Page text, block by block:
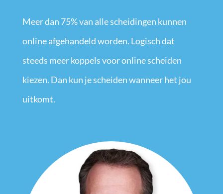
Meer dan 75% van alle scheidingen kunnen
online afgehandeld worden. Logisch dat
steeds meer koppels voor online scheiden
kiezen. Dan kun je scheiden wanneer het jou
uitkomt.